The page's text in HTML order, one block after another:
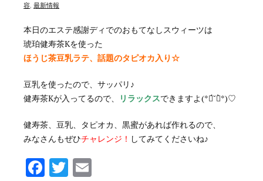
容, 最新情報
本日のエステ感謝ディでのおもてなしスウィーツは
琥珀健寿茶Kを使った
ほうじ茶豆乳ラテ、話題のタピオカ入り☆
豆乳を使ったので、サッパリ♪
健寿茶Kが入ってるので、
リラックスできますよ(*ฅ́˘ฅ̀*)♡
健寿茶、豆乳、タピオカ、黒蜜があれば作れるので、
みなさんもぜひチャレンジ！ してみてくださいね♪
Facebook
Twitter